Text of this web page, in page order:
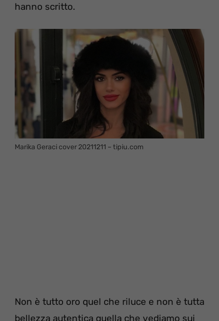
hanno scritto.
Marika Geraci cover 20211211 – tipiu.com
Non è tutto oro quel che riluce e non è tutta
bellezza autentica quella che vediamo sui